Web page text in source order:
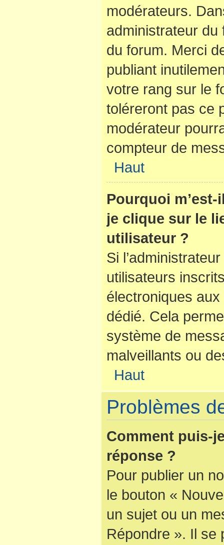
modérateurs.
administrateur du
du forum. Merci
publiant
votre rang sur le
toléreront pas ce
modérateur
compteur de
Haut
Pourquoi
je clique sur le
utilisateur ?
Si
utilisateurs
électroniques
dédié. Cela
système de
malveillants ou
Haut
Problèmes
Comment puis-
réponse ?
Pour publier un
le bouton «
un sujet ou un
Répondre ». Il se